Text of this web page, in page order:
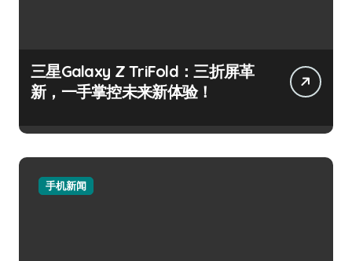
三星Galaxy Z TriFold：三折屏革
新，一手掌控未来新体验！
手机新闻